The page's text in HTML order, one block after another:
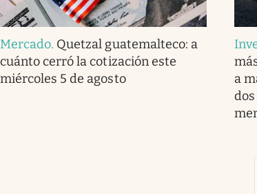
Mercado. Quetzal guatemalteco: a
cuánto cerró la cotización este
miércoles 5 de agosto
a